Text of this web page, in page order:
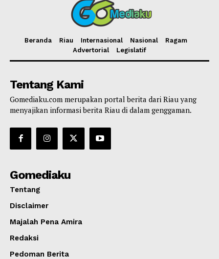
Beranda Riau Internasional Nasional
Ragam
Advertorial
Legislatif
Tentang Kami
Gomediaku.com merupakan portal berita dari Riau yang
menyajikan informasi berita Riau di dalam genggaman.
Gomediaku
Tentang
Disclaimer
Majalah Pena Amira
Redaksi
Pedoman Berita